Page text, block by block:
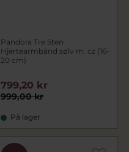
Pandora Tre Sten
Hjertearmbånd sølv m. cz (16-
20 cm)
999,00 kr
799,20 kr
På lager